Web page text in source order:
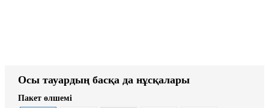
Осы тауардың басқа да нұсқалары
Пакет өлшемі